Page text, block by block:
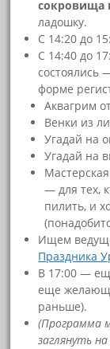
сокровища
ладошку.
С 14:20 до
С 14:40 до
форме
Аквагрим
Венки из
Угадай на
Угадай на
— для тех,
пилить, и
Ищем
Праздника
В 17:00 —
еще
раньше).
(Программа
заглянуть